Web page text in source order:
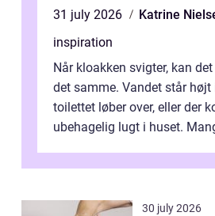
31 july 2026
Katrine
inspiration
Når kloakken svigter, kan
det samme. Vandet står højt
toilettet løber over, eller der
ubehagelig lugt i huset.
30 july 2026